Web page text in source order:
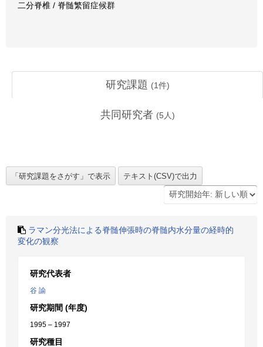
二分脊椎 / 脊髄繁留症候群
研究課題 (1件)
共同研究者 (5 人)
ラマン分光法による脊髄伸張時の脊髄内水分量の経時的
変化の観察
研究代表者
谷 諭
研究期間 (年度)
1995 – 1997
研究種目